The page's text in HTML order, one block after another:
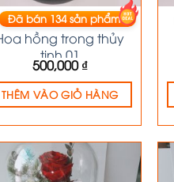
HOA KHÔ
hồng trong thủy
tinh 01
500,000₫
Đã bán134sản phẩm
THÊM VÀO GIỎ HÀNG